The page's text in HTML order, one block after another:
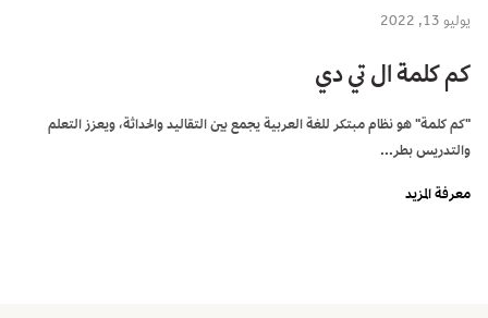
يوليو 13, 2022
كم كلمة ال تي دي
"كم كلمة" هو نظام مبتكر للغة العربية يجمع بين التقاليد والحداثة، ويعزز التعلم
والتدريس بطر...
معرفة المزيد